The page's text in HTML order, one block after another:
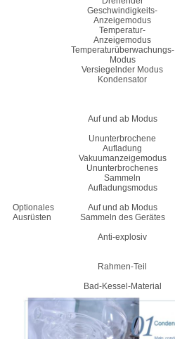
Geschwindigkeits-
Anzeigemodus
Temperatur-
Anzeigemodus
Temperaturüberwachungs-
Modus
Versiegelnder Modus
Kondensator
Auf und ab Modus
Ununterbrochene
Aufladung
Vakuumanzeigemodus
Ununterbrochenes
Sammeln
Aufladungsmodus
Optionales
Ausrüsten
Auf und ab Modus
Sammeln des Gerätes
Anti-explosiv
Rahmen-Teil
Bad-Kessel-Material